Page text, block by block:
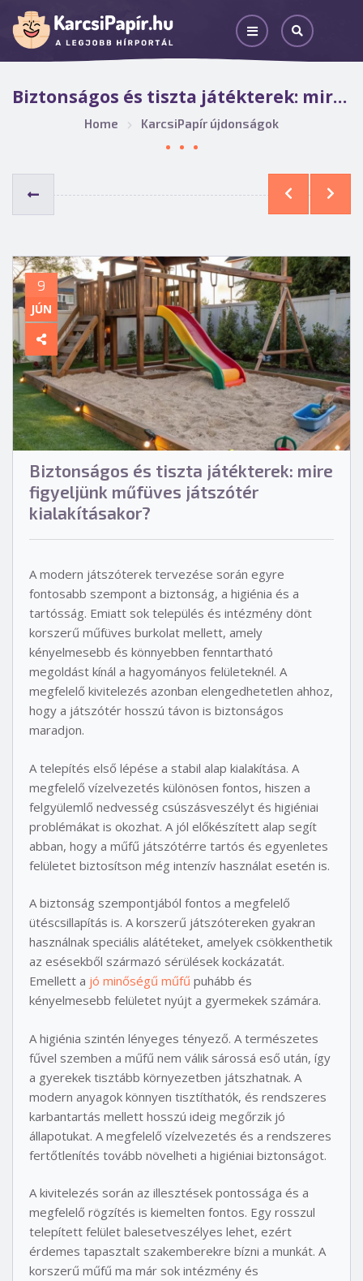
Biztonságos és tiszta játékterek: mire figyeljünk műfüves játszótér kialakításakor?
Home KarcsiPapír újdonságok
9
JÚN
Biztonságos és tiszta játékterek: mire
figyeljünk műfüves játszótér
kialakításakor?
A modern játszóterek tervezése során egyre
fontosabb szempont a biztonság, a higiénia és a
tartósság. Emiatt sok település és intézmény dönt
korszerű műfüves burkolat mellett, amely
kényelmesebb és könnyebben fenntartható
megoldást kínál a hagyományos felületeknél. A
megfelelő kivitelezés azonban elengedhetetlen ahhoz,
hogy a játszótér hosszú távon is biztonságos
maradjon.
A telepítés első lépése a stabil alap kialakítása. A
megfelelő vízelvezetés különösen fontos, hiszen a
felgyülemlő nedvesség csúszásveszélyt és higiéniai
problémákat is okozhat. A jól előkészített alap segít
abban, hogy a műfű játszótérre tartós és egyenletes
felületet biztosítson még intenzív használat esetén is.
A biztonság szempontjából fontos a megfelelő
ütéscsillapítás is. A korszerű játszótereken gyakran
használnak speciális alátéteket, amelyek csökkenthetik
az esésekből származó sérülések kockázatát.
Emellett a jó minőségű műfű puhább és
kényelmesebb felületet nyújt a gyermekek számára.
A higiénia szintén lényeges tényező. A természetes
fűvel szemben a műfű nem válik sárossá eső után, így
a gyerekek tisztább környezetben játszhatnak. A
modern anyagok könnyen tisztíthatók, és rendszeres
karbantartás mellett hosszú ideig megőrzik jó
állapotukat. A megfelelő vízelvezetés és a rendszeres
fertőtlenítés tovább növelheti a higiéniai biztonságot.
A kivitelezés során az illesztések pontossága és a
megfelelő rögzítés is kiemelten fontos. Egy rosszul
telepített felület balesetveszélyes lehet, ezért
érdemes tapasztalt szakemberekre bízni a munkát. A
korszerű műfű ma már sok intézmény és